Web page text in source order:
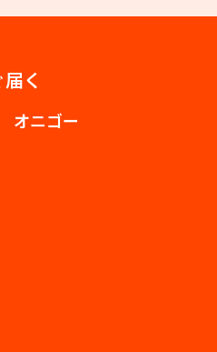
く
オニゴー